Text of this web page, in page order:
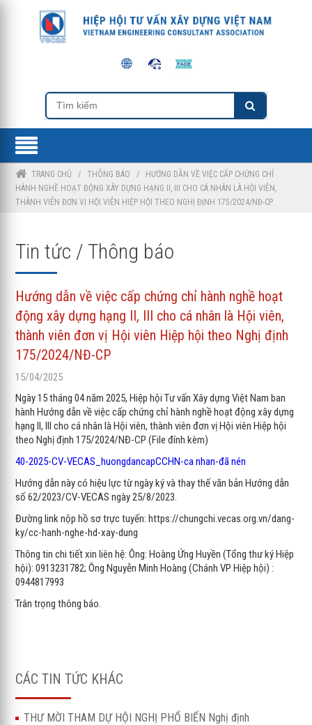
TRANG CHỦ /THÔNG BÁO /
HƯỚNG DẪN VỀ VIỆC CẤP CHỨNG CHỈ
HÀNH NGHỀ HOẠT ĐỘNG XÂY DỰNG HẠNG II, III CHO CÁ NHÂN LÀ HỘI VIÊN,
THÀNH VIÊN ĐƠN VỊ HỘI VIÊN HIỆP HỘI THEO NGHỊ ĐỊNH 175/2024/NĐ-CP
Tin tức / Thông báo
Hướng dẫn về việc cấp chứng chỉ hành nghề hoạt
động xây dựng hạng II, III cho cá nhân là Hội viên,
thành viên đơn vị Hội viên Hiệp hội theo Nghị định
175/2024/NĐ-CP
15/04/2025
Ngày 15 tháng 04 năm 2025, Hiệp hội Tư vấn Xây dựng Việt Nam ban
hành Hướng dẫn về việc cấp chứng chỉ hành nghề hoạt động xây dựng
hạng II, III cho cá nhân là Hội viên, thành viên đơn vị Hội viên Hiệp hội
theo Nghị định 175/2024/NĐ-CP (File đính kèm)
40-2025-CV-VECAS_huongdancapCCHN-ca nhan-đã nén
Hướng dẫn này có hiệu lực từ ngày ký và thay thế văn bản Hướng dẫn
số 62/2023/CV-VECAS ngày 25/8/2023.
Đường link nộp hồ sơ trực tuyến: https://chungchi.vecas.org.vn/dang-
ky/cc-hanh-nghe-hd-xay-dung
Thông tin chi tiết xin liên hệ: Ông: Hoàng Ứng Huyền (Tổng thư ký Hiệp
hội): 0913231782; Ông Nguyễn Minh Hoàng (Chánh VP Hiệp hội) :
0944817993
Trân trọng thông báo.
CÁC TIN TỨC KHÁC
THƯ MỜI THAM DỰ HỘI NGHỊ PHỔ BIẾN Nghị định